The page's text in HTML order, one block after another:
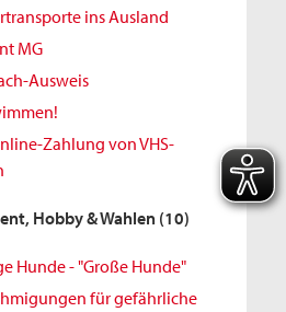
ins Ausland
MG
Ausweis
Zahlung von VHS-
Hobby & Wahlen (10)
Hunde - "Große Hunde"
für gefährliche